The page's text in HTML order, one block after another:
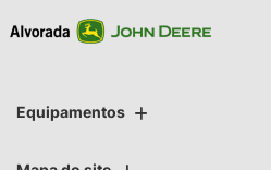
Equipamentos